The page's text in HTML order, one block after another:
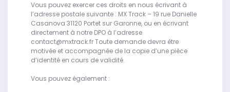
Vous pouvez exercer ces droits en nous écrivant à
l’adresse postale suivante : MX Track – 19 rue Danielle
Casanova 31120 Portet sur Garonne, ou en écrivant
directement à notre DPO à l’adresse
contact@mxtrack.fr Toute demande devra être
motivée et accompagnée de la copie d’une pièce
d’identité en cours de validité.
Vous pouvez également :